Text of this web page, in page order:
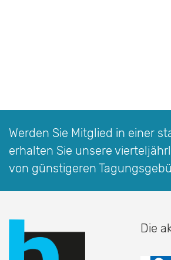
Werden Sie Mitglied in einer
erhalten Sie unsere
von günstigeren
Die